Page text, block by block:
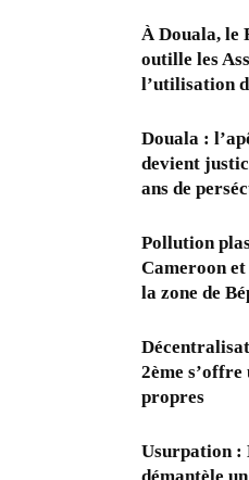
À Douala, le
outille les
l’utilisation
Douala :
devient
ans de
Pollution
Cameroon
la zone de
2ème
propres
Usurpation :
démantèle